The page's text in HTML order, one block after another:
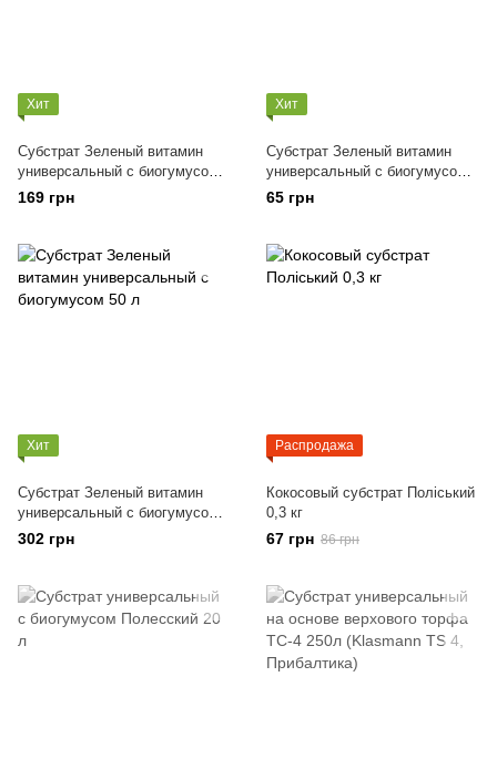
Хит
Субстрат Зеленый витамин
универсальный с биогумусом
20 л
169 грн
Хит
Субстрат Зеленый витамин
универсальный с биогумусом 7
л
65 грн
Хит
Субстрат Зеленый витамин
универсальный с биогумусом
50 л
302 грн
Распродажа
Кокосовый субстрат Поліський
0,3 кг
67 грн 86 грн